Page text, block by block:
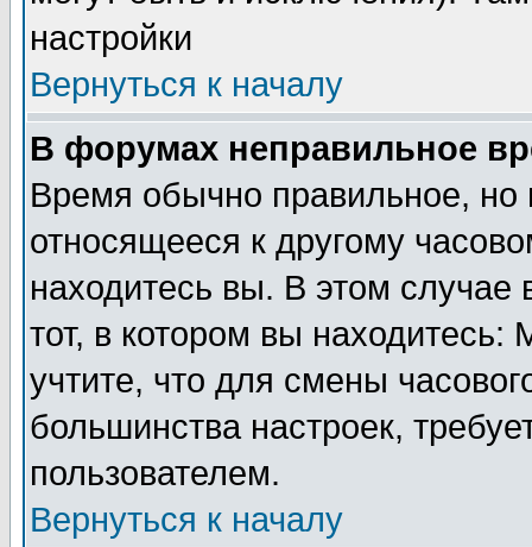
настройки
Вернуться к началу
В форумах неправильное
Время обычно правильное,
относящееся к другому
находитесь вы. В этом
тот, в котором вы
учтите, что для смены
большинства настроек,
пользователем.
Вернуться к началу